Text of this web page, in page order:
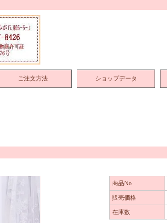
ご注文方法 ショップデータ
商品No.
販売価格
在庫数